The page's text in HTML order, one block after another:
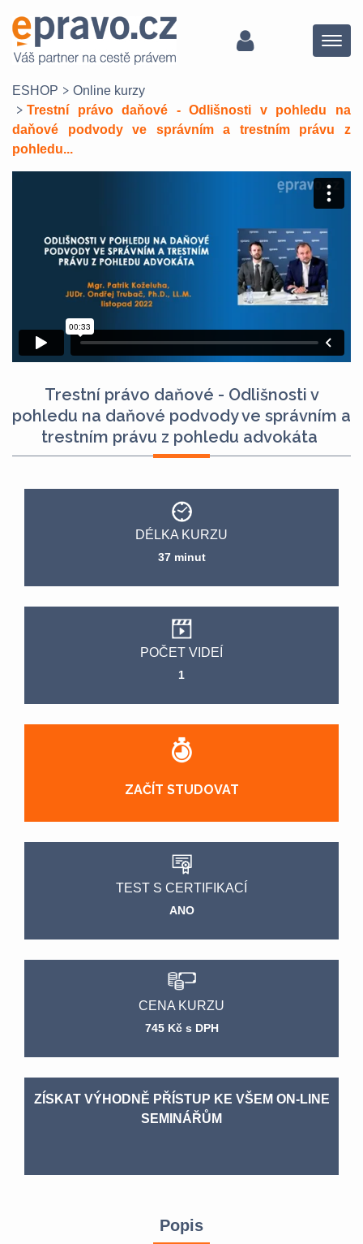
Menu
ESHOP
Online kurzy
Trestní právo daňové - Odlišnosti v pohledu na
daňové podvody ve správním a trestním právu z
pohledu...
Trestní právo daňové - Odlišnosti v
pohledu na daňové podvody ve správním a
trestním právu z pohledu advokáta
DÉLKA KURZU
37 minut
POČET VIDEÍ
1
ZAČÍT STUDOVAT
TEST S CERTIFIKACÍ
ANO
CENA KURZU
745 Kč s DPH
ZÍSKAT VÝHODNĚ PŘÍSTUP KE VŠEM ON-LINE
SEMINÁŘŮM
Popis